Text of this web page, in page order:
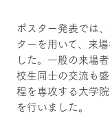
ポスター発表では
ターを用いて、来
した。一般の来場
校生同士の交流も
程を専攻する大学
を行いました。